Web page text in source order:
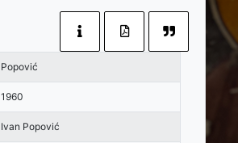
Popović
1960
Ivan Popović